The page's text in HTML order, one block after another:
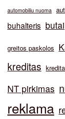
automobiliu nuoma
buhalteris butai
greitos paskolos
kreditas
NT pirkimas
reklama